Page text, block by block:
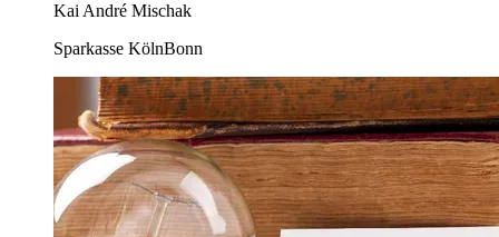
Kai André Mischak
Sparkasse KölnBonn